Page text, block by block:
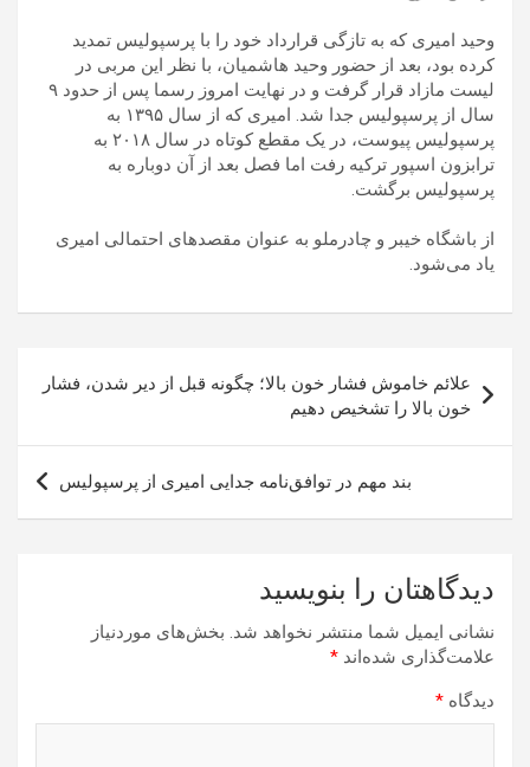
وحید امیری که به تازگی قرارداد خود را با پرسپولیس تمدید
کرده بود، بعد از حضور وحید هاشمیان، با نظر این مربی در
لیست مازاد قرار گرفت و در نهایت امروز رسما پس از حدود ۹
سال از پرسپولیس جدا شد. امیری که از سال ۱۳۹۵ به
پرسپولیس پیوست، در یک مقطع کوتاه در سال ۲۰۱۸ به
ترابزون اسپور ترکیه رفت اما فصل بعد از آن دوباره به
پرسپولیس برگشت.
از باشگاه خیبر و چادرملو به عنوان مقصدهای احتمالی امیری
یاد می‌شود.
نوشته
علائم خاموش فشار خون بالا؛ چگونه قبل از دیر شدن، فشار
خون بالا را تشخیص دهیم
بند مهم در توافق‌نامه جدایی امیری از پرسپولیس
دیدگاهتان را بنویسید
نشانی ایمیل شما منتشر نخواهد شد. بخش‌های موردنیاز
علامت‌گذاری شده‌اند *
دیدگاه *